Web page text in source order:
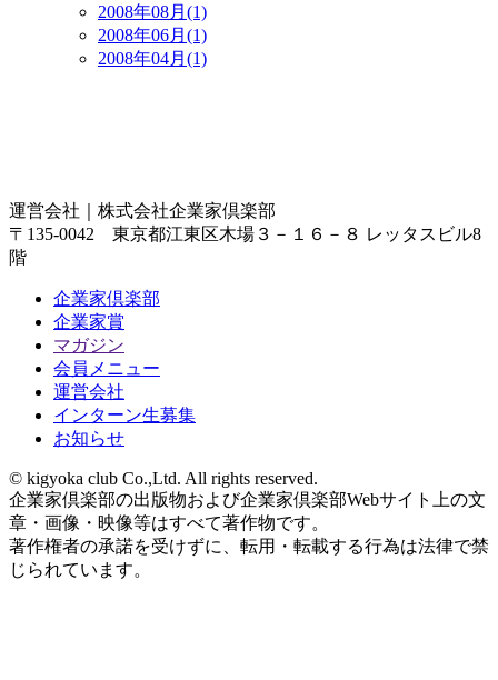
2008年08月(1)
2008年06月(1)
2008年04月(1)
運営会社｜ 株式会社企業家倶楽部
〒135-0042 東京都江東区木場３－１６－８ レッタスビル8
階
企業家倶楽部
企業家賞
マガジン
会員メニュー
運営会社
インターン生募集
お知らせ
© kigyoka club Co.,Ltd. All rights reserved.
企業家倶楽部の出版物および企業家倶楽部Webサイト上の文
章・画像・映像等はすべて著作物です。
著作権者の承諾を受けずに、転用・転載する行為は法律で禁
じられています。